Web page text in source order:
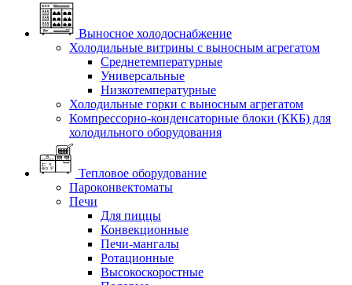
Выносное холодоснабжение
Холодильные витрины с выносным агрегатом
Среднетемпературные
Универсальные
Низкотемпературные
Холодильные горки с выносным агрегатом
Компрессорно-конденсаторные блоки (ККБ) для
холодильного оборудования
Тепловое оборудование
Пароконвектоматы
Печи
Для пиццы
Конвекционные
Печи-мангалы
Ротационные
Высокоскоростные